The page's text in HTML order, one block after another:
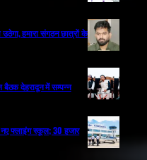
उठेगा, हमारा संगठन छात्रों के
देहरादून में सम्पन्न
फ्लाइंग स्कूल; 30 हजार